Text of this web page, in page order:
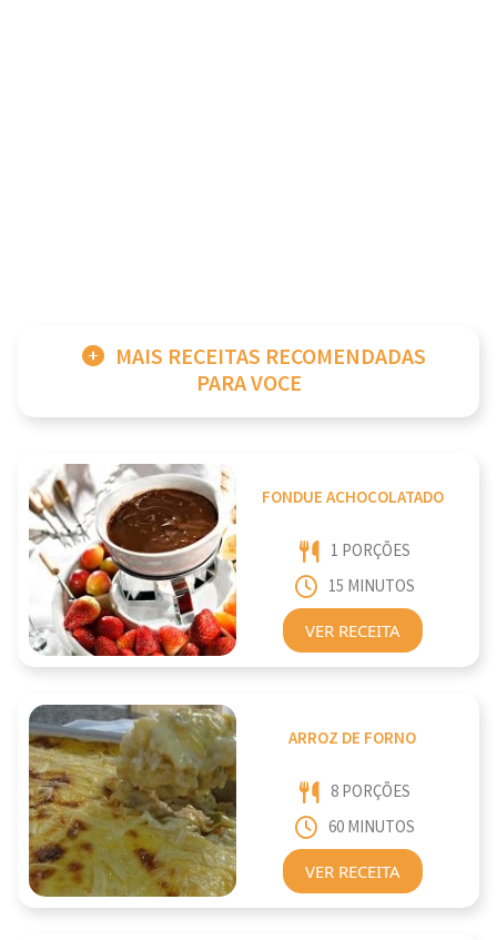
MAIS RECEITAS RECOMENDADAS
PARA VOCE
FONDUE ACHOCOLATADO
1 PORÇÕES
15 MINUTOS
VER RECEITA
ARROZ DE FORNO
8 PORÇÕES
60 MINUTOS
VER RECEITA